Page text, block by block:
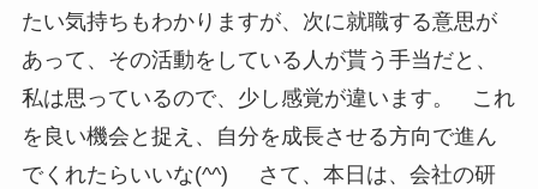
たい気持ちもわかりますが、次に就職する意思が
あって、その活動をしている人が貰う手当だと、
私は思っているので、少し感覚が違います。 これ
を良い機会と捉え、自分を成長させる方向で進ん
でくれたらいいな(^^) さて、本日は、会社の研